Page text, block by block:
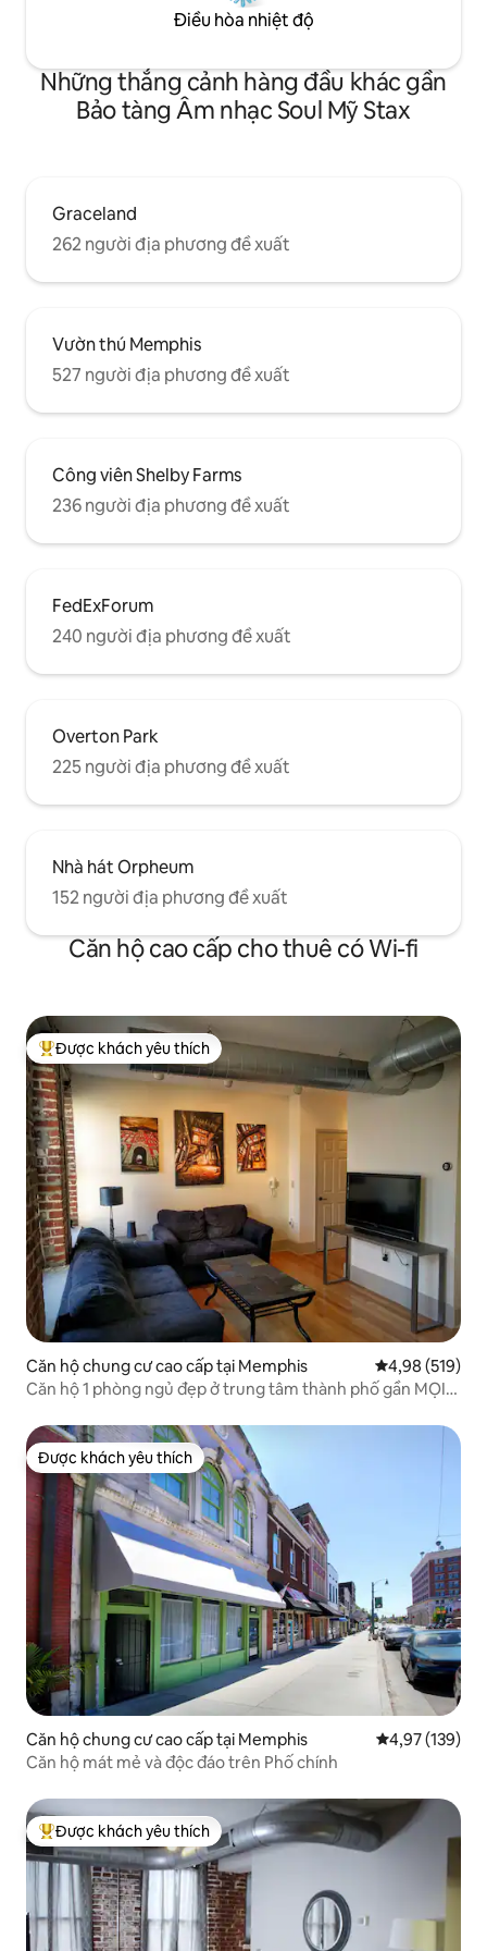
Điều hòa nhiệt độ
Những thắng cảnh hàng đầu khác gần
Bảo tàng Âm nhạc Soul Mỹ Stax
Graceland
262 người địa phương đề xuất
Vườn thú Memphis
527 người địa phương đề xuất
Công viên Shelby Farms
236 người địa phương đề xuất
FedExForum
240 người địa phương đề xuất
Overton Park
225 người địa phương đề xuất
Nhà hát Orpheum
152 người địa phương đề xuất
Căn hộ cao cấp cho thuê có Wi-fi
Được khách yêu thích nhất
Được khách yêu thích
Căn hộ chung cư cao cấp tại Memphis Xếp hạng
4,98 (519)
Căn hộ 1 phòng ngủ đẹp ở trung tâm thành phố gần MỌI
Được khách yêu thích
Được khách yêu thích
Căn hộ chung cư cao cấp tại Memphis Xếp hạng
4,97 (139)
Căn hộ mát mẻ và độc đáo trên Phố chính
Được khách yêu thích nhất
Được khách yêu thích